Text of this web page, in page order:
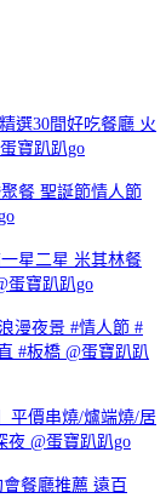
選30間好吃餐廳 火
寶趴趴go
餐 聖誕節情人節
星二星 米其林餐
蛋寶趴趴go
漫夜景 #情人節 #
#板橋 @蛋寶趴趴
平價串燒/爐端燒/居
夜 @蛋寶趴趴go
餐廳推薦 遠百